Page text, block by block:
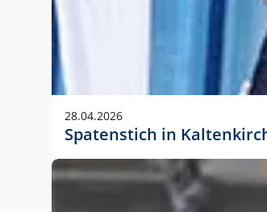
28.04.2026
Spatenstich in